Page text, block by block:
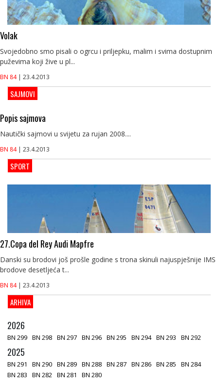
Volak
Svojedobno smo pisali o ogrcu i priljepku, malim i svima dostupnim
puževima koji žive u pl...
BN 84 | 23.4.2013
SAJMOVI
Popis sajmova
Nautički sajmovi u svijetu za rujan 2008....
BN 84 | 23.4.2013
SPORT
27.Copa del Rey Audi Mapfre
Danski su brodovi još prošle godine s trona skinuli najuspješnije IMS
brodove desetljeća t...
BN 84 | 23.4.2013
ARHIVA
2026
BN 299 BN 298 BN 297 BN 296 BN 295 BN 294 BN 293 BN 292
2025
BN 291 BN 290 BN 289 BN 288 BN 287 BN 286 BN 285
BN 284
BN 283
BN 282 BN 281 BN 280